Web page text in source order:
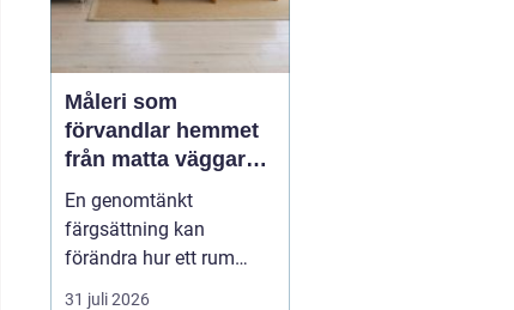
Måleri som
förvandlar hemmet
från matta väggar
till genomtänkt
helhet
En genomtänkt
färgsättning kan
förändra hur ett rum
känns, uppfattas och
31 juli 2026